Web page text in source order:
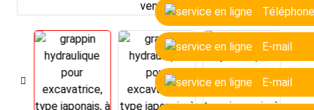
Téléphone
E-mail
E-mail